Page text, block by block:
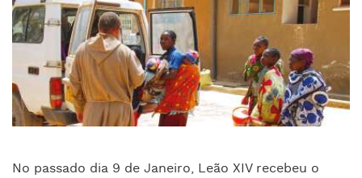
No passado dia 9 de Janeiro, Leão XIV recebeu o